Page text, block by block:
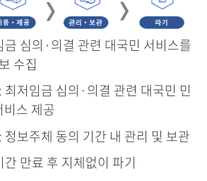
금 심의·의결 관련 대국민 서비스를
수집
: 최저임금 심의·의결 관련 대국민 민
비스 제공
: 정보주체 동의 기간 내 관리 및 보관
간 만료 후 지체없이 파기